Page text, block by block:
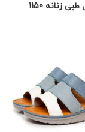
زنانه 1150